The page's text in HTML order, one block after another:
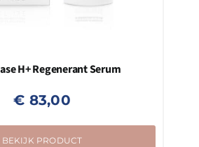
H+ Regenerant Serum
€ 83,00
BEKIJK PRODUCT